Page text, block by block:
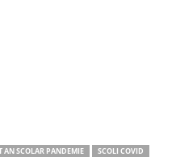
AN SCOLAR PANDEMIE SCOLI COVID